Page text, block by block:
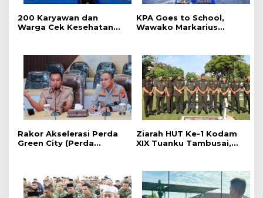
‎200 Karyawan dan
Warga Cek Kesehatan
‎KPA Goes to School,
‎Wawako Markarius
Kalangan Pelajar
Rakor Akselerasi Perda
Green City (Perda
Kota Pekanbaru dan Tim
Pakar
Ziarah HUT Ke-1 Kodam
XIX Tuanku Tambusai,
Khidmat